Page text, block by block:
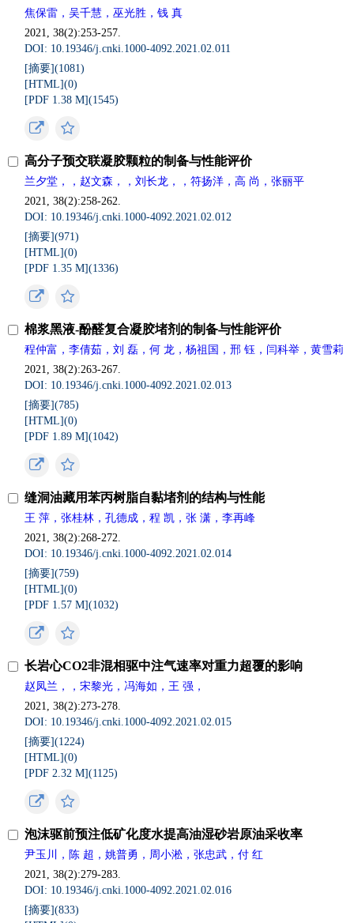
焦保雷，吴千慧，巫光胜，钱 真
2021, 38(2):253-257.
DOI: 10.19346/j.cnki.1000-4092.2021.02.011
[摘要](1081)
[HTML](0)
[PDF 1.38 M](1545)
高分子预交联凝胶颗粒的制备与性能评价
兰夕堂，，赵文森，，刘长龙，，符扬洋，高 尚，张丽平
2021, 38(2):258-262.
DOI: 10.19346/j.cnki.1000-4092.2021.02.012
[摘要](971)
[HTML](0)
[PDF 1.35 M](1336)
棉浆黑液-酚醛复合凝胶堵剂的制备与性能评价
程仲富，李倩茹，刘 磊，何 龙，杨祖国，邢 钰，闫科举，黄雪莉
2021, 38(2):263-267.
DOI: 10.19346/j.cnki.1000-4092.2021.02.013
[摘要](785)
[HTML](0)
[PDF 1.89 M](1042)
缝洞油藏用苯丙树脂自黏堵剂的结构与性能
王 萍，张桂林，孔德成，程 凯，张 潇，李再峰
2021, 38(2):268-272.
DOI: 10.19346/j.cnki.1000-4092.2021.02.014
[摘要](759)
[HTML](0)
[PDF 1.57 M](1032)
长岩心CO2非混相驱中注气速率对重力超覆的影响
赵凤兰，，宋黎光，冯海如，王 强，
2021, 38(2):273-278.
DOI: 10.19346/j.cnki.1000-4092.2021.02.015
[摘要](1224)
[HTML](0)
[PDF 2.32 M](1125)
泡沫驱前预注低矿化度水提高油湿砂岩原油采收率
尹玉川，陈 超，姚普勇，周小淞，张忠武，付 红
2021, 38(2):279-283.
DOI: 10.19346/j.cnki.1000-4092.2021.02.016
[摘要](833)